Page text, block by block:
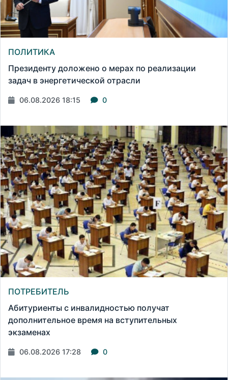
ПОЛИТИКА
Президенту доложено о мерах по реализации
задач в энергетической отрасли
06.08.2026 18:15 0
ПОТРЕБИТЕЛЬ
Абитуриенты с инвалидностью получат
дополнительное время на вступительных
экзаменах
06.08.2026 17:28 0